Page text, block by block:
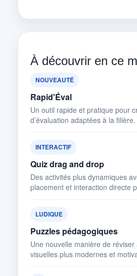
À découvrir en ce
NOUVEAUTÉ
Rapid'Éval
Un outil rapide et pratique pour
d’évaluation adaptées à la filière.
INTERACTIF
Quiz drag and drop
Des activités plus dynamiques
placement et interaction directe
LUDIQUE
Puzzles pédagogiques
Une nouvelle manière de
visuelles plus modernes et